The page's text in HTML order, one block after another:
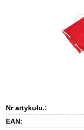
Nr artykułu.:
EAN: